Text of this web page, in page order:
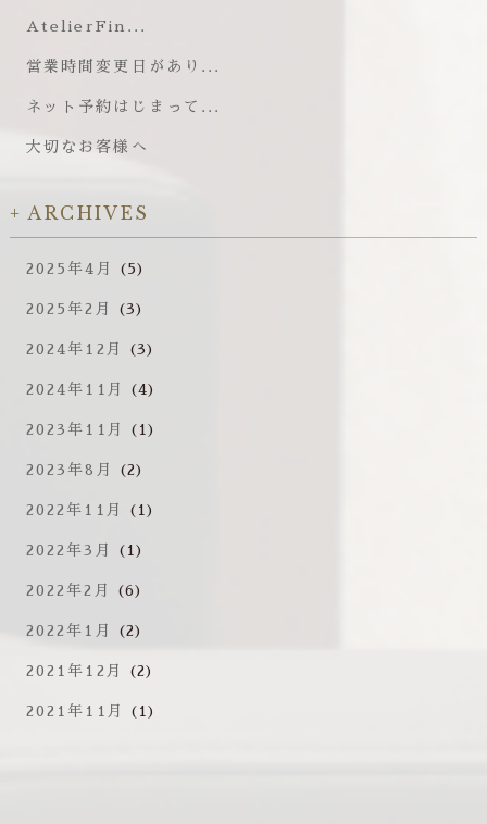
AtelierFin...
営業時間変更日があり...
ネット予約はじまって...
大切なお客様へ
ARCHIVES
2025年4月 (5)
2025年2月 (3)
2024年12月 (3)
2024年11月 (4)
2023年11月 (1)
2023年8月 (2)
2022年11月 (1)
2022年3月 (1)
2022年2月 (6)
2022年1月 (2)
2021年12月 (2)
2021年11月 (1)